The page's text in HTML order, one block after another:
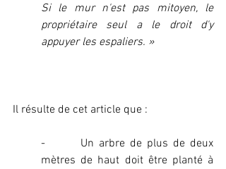
Si le mur n'est pas mitoyen, le
propriétaire seul a le droit d'y
appuyer les espaliers. »
Il résulte de cet article que :
-       Un arbre de plus de deux
mètres de haut doit être planté à